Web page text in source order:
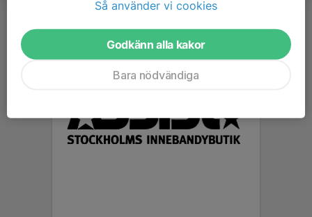
Så använder vi cookies
Godkänn alla kakor
Bara nödvändiga